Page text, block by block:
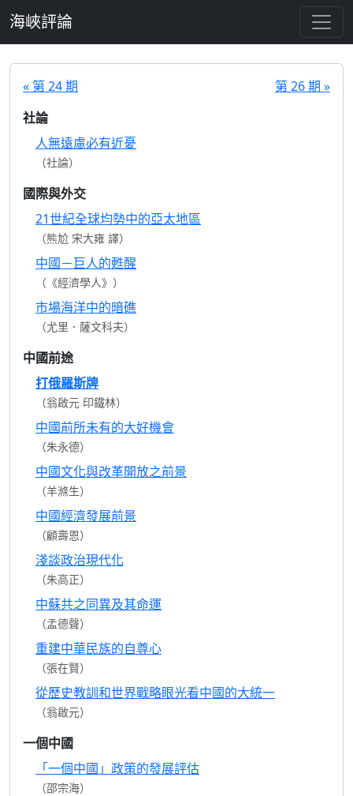
海峽評論
« 第 24 期
第 26 期 »
社論
人無遠慮必有近憂
（社論）
國際與外交
21世紀全球均勢中的亞太地區
（熊尬 宋大雍 譯）
中國－巨人的甦醒
（《經濟學人》）
市場海洋中的暗礁
（尤里．薩文科夫）
中國前途
打俄羅斯牌
（翁啟元 印鐵林）
中國前所未有的大好機會
（朱永德）
中國文化與改革開放之前景
（羊滌生）
中國經濟發展前景
（顧壽恩）
淺談政治現代化
（朱高正）
中蘇共之同異及其命運
（孟德聲）
重建中華民族的自尊心
（張在賢）
從歷史教訓和世界戰略眼光看中國的大統一
（翁啟元）
一個中國
「一個中國」政策的發展評估
（邵宗海）